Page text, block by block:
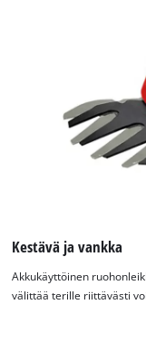
the
Kestävä ja vankka
Akkukäyttöinen
välittää terille riittävästi